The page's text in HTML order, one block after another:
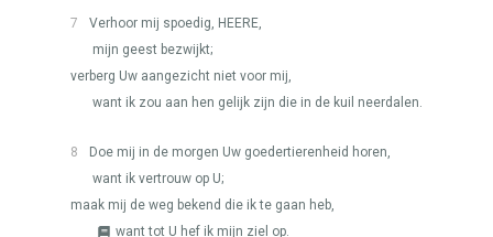
7 Verhoor mij spoedig, HEERE,
mijn geest bezwijkt;
verberg Uw aangezicht niet voor mij,
want ik zou aan hen gelijk zijn die in de kuil neerdalen.
8
Doe mij in de morgen Uw goedertierenheid horen,
want ik vertrouw op U;
maak mij de weg bekend die ik te gaan heb,
want tot U hef ik mijn ziel op.